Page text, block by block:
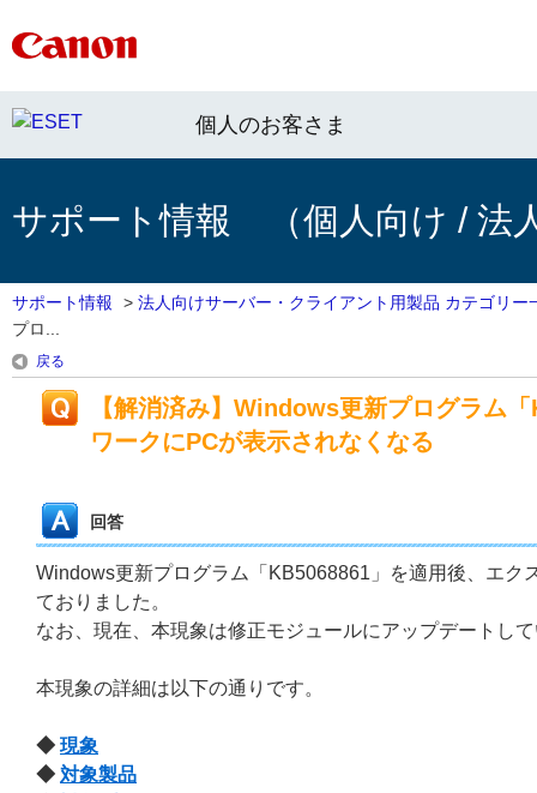
個人のお客さま
サポート情報 （個人向け / 法
サポート情報 > 法人向けサーバー・クライアント用製品 カテゴリー
プロ...
戻る
【解消済み】Windows更新プログラム
ワークにPCが表示されなくなる
回答
Windows更新プログラム「KB5068861」を適用後、エ
ておりました。
なお、現在、本現象は修正モジュールにアップデートし
本現象の詳細は以下の通りです。
◆ 現象
◆ 対象製品